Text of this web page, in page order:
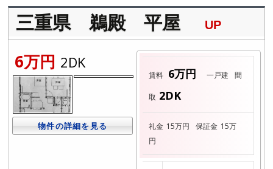
三重県 鵜殿 平屋 UP
6万円 2DK
物件の詳細を見る
賃料 6万円 一戸建 間
取 2DK
礼金 15万円 保証金 15万
円